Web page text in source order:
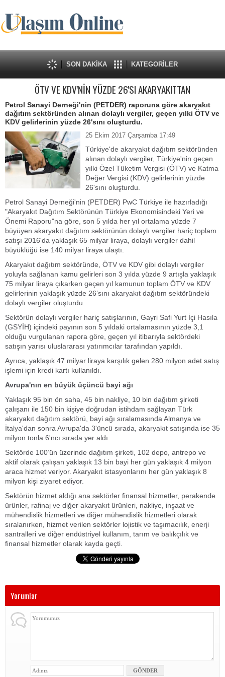
SON DAKİKA KATEGORİLER
ÖTV VE KDV'NİN YÜZDE 26'SI AKARYAKITTAN
Petrol Sanayi Derneği'nin (PETDER) raporuna göre akaryakıt
dağıtım sektöründen alınan dolaylı vergiler, geçen yılki ÖTV ve
KDV gelirlerinin yüzde 26'sını oluşturdu.
25 Ekim 2017 Çarşamba 17:49
Türkiye'de akaryakıt dağıtım sektöründen
alınan dolaylı vergiler, Türkiye'nin geçen
yılki Özel Tüketim Vergisi (ÖTV) ve Katma
Değer Vergisi (KDV) gelirlerinin yüzde
26'sını oluşturdu.
Petrol Sanayi Derneği'nin (PETDER) PwC Türkiye ile hazırladığı
"Akaryakıt Dağıtım Sektörünün Türkiye Ekonomisindeki Yeri ve
Önemi Raporu"na göre, son 5 yılda her yıl ortalama yüzde 7
büyüyen akaryakıt dağıtım sektörünün dolaylı vergiler hariç toplam
satışı 2016'da yaklaşık 65 milyar liraya, dolaylı vergiler dahil
büyüklüğü ise 140 milyar liraya ulaştı.
Akaryakıt dağıtım sektöründe, ÖTV ve KDV gibi dolaylı vergiler
yoluyla sağlanan kamu gelirleri son 3 yılda yüzde 9 artışla yaklaşık
75 milyar liraya çıkarken geçen yıl kamunun toplam ÖTV ve KDV
gelirlerinin yaklaşık yüzde 26’sını akaryakıt dağıtım sektöründeki
dolaylı vergiler oluşturdu.
Sektörün dolaylı vergiler hariç satışlarının, Gayri Safi Yurt İçi Hasıla
(GSYİH) içindeki payının son 5 yıldaki ortalamasının yüzde 3,1
olduğu vurgulanan rapora göre, geçen yıl itibarıyla sektördeki
satışın yarısı uluslararası yatırımcılar tarafından yapıldı.
Ayrıca, yaklaşık 47 milyar liraya karşılık gelen 280 milyon adet satış
işlemi için kredi kartı kullanıldı.
Avrupa'nın en büyük üçüncü bayi ağı
Yaklaşık 95 bin ön saha, 45 bin nakliye, 10 bin dağıtım şirketi
çalışanı ile 150 bin kişiye doğrudan istihdam sağlayan Türk
akaryakıt dağıtım sektörü, bayi ağı sıralamasında Almanya ve
İtalya'dan sonra Avrupa'da 3'üncü sırada, akaryakıt satışında ise 35
milyon tonla 6'ncı sırada yer aldı.
Sektörde 100’ün üzerinde dağıtım şirketi, 102 depo, antrepo ve
aktif olarak çalışan yaklaşık 13 bin bayi her gün yaklaşık 4 milyon
araca hizmet veriyor. Akaryakıt istasyonlarını her gün yaklaşık 8
milyon kişi ziyaret ediyor.
Sektörün hizmet aldığı ana sektörler finansal hizmetler, perakende
ürünler, rafinaj ve diğer akaryakıt ürünleri, nakliye, inşaat ve
mühendislik hizmetleri ve diğer mühendislik hizmetleri olarak
sıralanırken, hizmet verilen sektörler lojistik ve taşımacılık, enerji
santralleri ve diğer endüstriyel kullanım, tarım ve balıkçılık ve
finansal hizmetler olarak kayda geçti.
Yorumlar